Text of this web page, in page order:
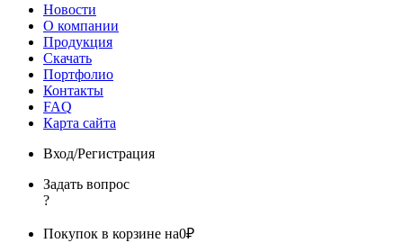
Новости
О компании
Продукция
Скачать
Портфолио
Контакты
FAQ
Карта сайта
Вход/Регистрация
Задать вопрос
?
Покупок в корзине на0₽